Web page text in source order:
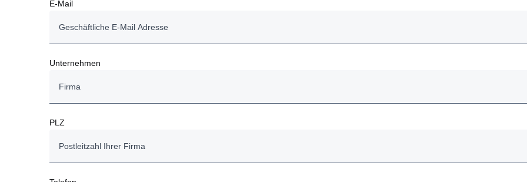
E-Mail
Unternehmen
PLZ